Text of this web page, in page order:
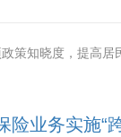
策知晓度，提高
业务实施“